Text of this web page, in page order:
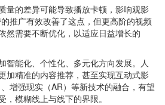
量的差异可能导致播放卡顿，影响观影
推广有效改善了这点，但更高阶的视频
然需要不断优化，以适应日益增长的
智能化、个性化、多元化方向发展。人
加精准的内容推荐，甚至实现互动式影
增强现实（AR）等新技术的融合，有望
模糊线上与线下的界限。